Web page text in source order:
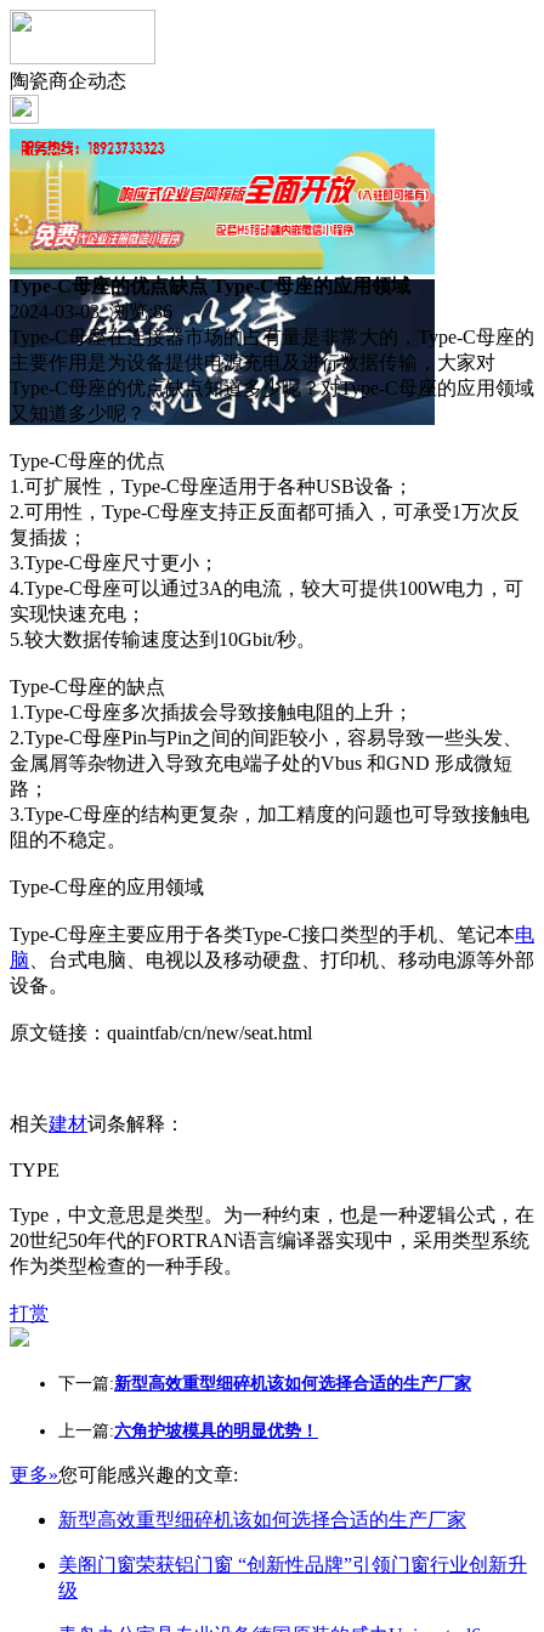
陶瓷商企动态
Type-C母座的优点缺点 Type-C母座的应用领域
2024-03-03 浏览:86
Type-C母座在连接器市场的占有量是非常大的，Type-C母座的
主要作用是为设备提供电源充电及进行数据传输，大家对
Type-C母座的优点缺点知道多少呢？对Type-C母座的应用领域
又知道多少呢？
Type-C母座的优点
1.可扩展性，Type-C母座适用于各种USB设备；
2.可用性，Type-C母座支持正反面都可插入，可承受1万次反
复插拔；
3.Type-C母座尺寸更小；
4.Type-C母座可以通过3A的电流，较大可提供100W电力，可
实现快速充电；
5.较大数据传输速度达到10Gbit/秒。
Type-C母座的缺点
1.Type-C母座多次插拔会导致接触电阻的上升；
2.Type-C母座Pin与Pin之间的间距较小，容易导致一些头发、
金属屑等杂物进入导致充电端子处的Vbus 和GND 形成微短
路；
3.Type-C母座的结构更复杂，加工精度的问题也可导致接触电
阻的不稳定。
Type-C母座的应用领域
Type-C母座主要应用于各类Type-C接口类型的手机、笔记本电
脑 、台式电脑、电视以及移动硬盘、打印机、移动电源等外部
设备。
原文链接：quaintfab/cn/new/seat.html
相关建材词条解释：
TYPE
Type，中文意思是类型。为一种约束，也是一种逻辑公式，在
20世纪50年代的FORTRAN语言编译器实现中，采用类型系统
作为类型检查的一种手段。
打赏
下一篇:新型高效重型细碎机该如何选择合适的生产厂家
上一篇:六角护坡模具的明显优势！
更多»您可能感兴趣的文章:
新型高效重型细碎机该如何选择合适的生产厂家
美阁门窗荣获铝门窗 “创新性品牌”引领门窗行业创新升
级